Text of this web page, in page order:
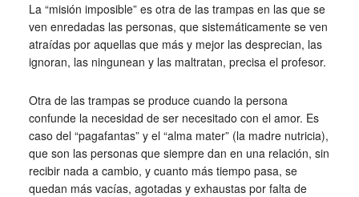
La “misión imposible” es otra de las trampas en las que se
ven enredadas las personas, que sistemáticamente se ven
atraídas por aquellas que más y mejor las desprecian, las
ignoran, las ningunean y las maltratan, precisa el profesor.
Otra de las trampas se produce cuando la persona
confunde la necesidad de ser necesitado con el amor. Es
caso del “pagafantas” y el “alma mater” (la madre nutricia),
que son las personas que siempre dan en una relación, sin
recibir nada a cambio, y cuanto más tiempo pasa, se
quedan más vacías, agotadas y exhaustas por falta de